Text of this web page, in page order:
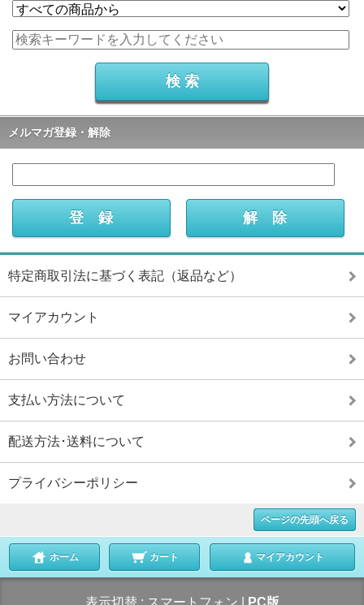
メルマガ登録・解除
特定商取引法に基づく表記（返品など）
マイアカウント
お問い合わせ
支払い方法について
配送方法･送料について
プライバシーポリシー
ページの先頭へ戻る
ホーム カート マイアカウント